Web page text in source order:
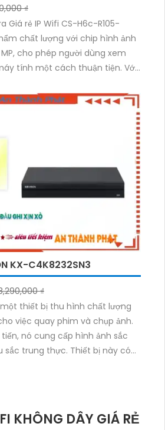
₫
Giá rẻ IP Wifi CS-H6c-R105-
chất lượng với chip hình ảnh
cho phép người dùng xem
tính một cách thuận tiện. Với
sáng và phát hiện chuyển
đặt. Với khả năng quan sát Hồng
camera có thể lắp đặt ở những vị
biệt, camera có khả năng
sát toàn diện. Sản phẩm
công ty uy tín và được đảm
trải nghiệm hình ảnh trung thực
của camera với khả năng thu
KX-C4K8232SN3
₫
một thiết bị thu hình chất lượng
việc quay phim và chụp ảnh.
nó cung cấp hình ảnh sắc
sắc trung thực. Thiết bị này có
sử dụng và bền bỉ, là trợ thủ đắc
xuất phim và nhiếp ảnh gia
KHÔNG DÂY GIÁ RẺ